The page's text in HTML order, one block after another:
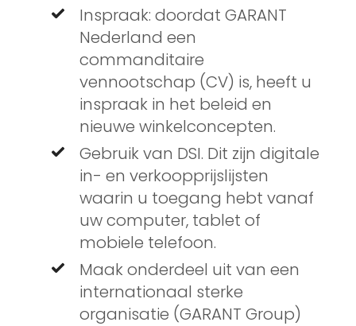
Inspraak: doordat GARANT
Nederland een
commanditaire
vennootschap (CV) is, heeft u
inspraak in het beleid en
nieuwe winkelconcepten.
Gebruik van DSI. Dit zijn digitale
in- en verkoopprijslijsten
waarin u toegang hebt vanaf
uw computer, tablet of
mobiele telefoon.
Maak onderdeel uit van een
internationaal sterke
organisatie (GARANT Group)